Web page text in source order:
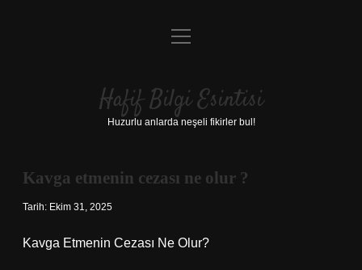
Anasayfa
Yasal Uyarı
menüyü
Hafif Bilgi Esintisi
Huzurlu anlarda neşeli fikirler bul!
Kavga etmenin cezası ne olur ?
Tarih: Ekim 31, 2025
Kavga Etmenin Cezası Ne Olur?